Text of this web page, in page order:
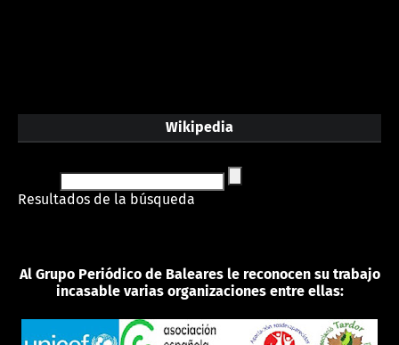
Wikipedia
Resultados de la búsqueda
Al Grupo Periódico de Baleares le reconocen su trabajo
incasable varias organizaciones entre ellas: